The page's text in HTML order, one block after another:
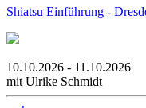
Shiatsu Einführung -
10.10.2026 - 11.10.2026
mit Ulrike Schmidt